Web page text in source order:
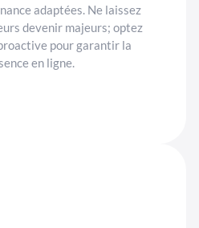
adaptées. Ne laissez
devenir majeurs; optez
pour garantir la
en ligne.